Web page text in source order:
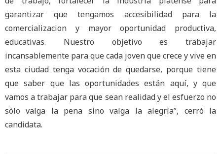
garantizar que tengamos accesibilidad para la
comercializacion y mayor oportunidad productiva,
educativas. Nuestro objetivo es trabajar
incansablemente para que cada joven que crece y vive en
esta ciudad tenga vocación de quedarse, porque tiene
que saber que las oportunidades están aquí, y que
vamos a trabajar para que sean realidad y el esfuerzo no
sólo valga la pena sino valga la alegría”, cerró la
candidata.